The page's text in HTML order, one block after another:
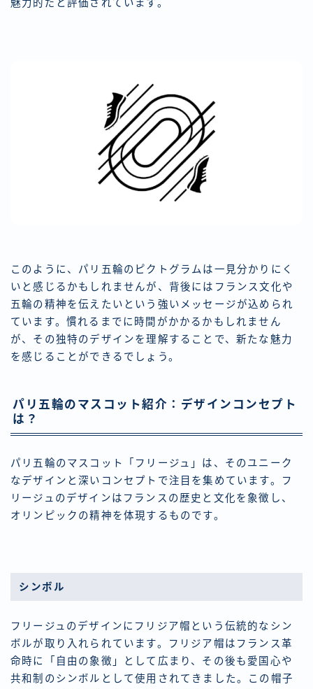
魅力的だと評価されています。
このように、パリ五輪のピクトグラムは一見分かりにく
いと感じるかもしれませんが、背後にはフランス文化や
五輪の精神を伝えたいという強いメッセージが込められ
ています。慣れるまでに時間がかかるかもしれません
が、その独特のデザインを理解することで、新たな魅力
を感じることができるでしょう。
パリ五輪のマスコット紹介：デザインコンセプト
は？
パリ五輪のマスコット「フリージュ」は、そのユニーク
なデザインと深いコンセプトで注目を集めています。フ
リージュのデザインはフランスの歴史と文化を象徴し、
オリンピックの精神を体現するものです。
シンボル
フリージュのデザインにフリジア帽という伝統的なシン
ボルが取り入れられています。フリジア帽はフランス革
命時に「自由の象徴」として広まり、その後も愛国心や
共和制のシンボルとして使用されてきました。この帽子